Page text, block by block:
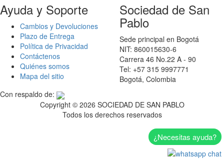
Ayuda y Soporte
Cambios y Devoluciones
Plazo de Entrega
Política de Privacidad
Contáctenos
Quiénes somos
Mapa del sitio
Sociedad de San
Pablo
Sede principal en Bogotá
NIT: 860015630-6
Carrera 46 No.22 A - 90
Tel: +57 315 9997771
Bogotá, Colombia
Con respaldo de:
Copyright © 2026 SOCIEDAD DE SAN PABLO
Todos los derechos reservados
¿Necesitas ayuda?